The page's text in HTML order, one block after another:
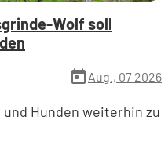
Wolf soll
today Aug., 07 2026
Hunden weiterhin zu